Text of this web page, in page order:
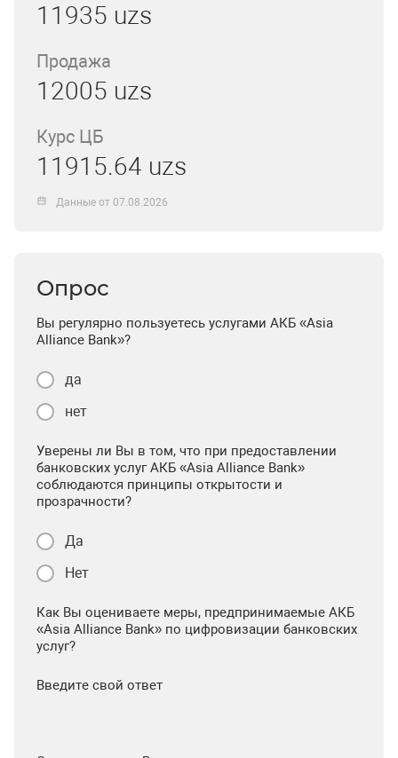
11935 uzs
Продажа
12005 uzs
Курс ЦБ
11915.64 uzs
Данные от 07.08.2026
Опрос
Вы регулярно пользуетесь услугами АКБ «Asia
Alliance Bank»?
да
нет
Уверены ли Вы в том, что при предоставлении
банковских услуг АКБ «Asia Alliance Bank»
соблюдаются принципы открытости и
прозрачности?
Да
Нет
Как Вы оцениваете меры, предпринимаемые АКБ
«Asia Alliance Bank» по цифровизации банковских
услуг?
Введите свой ответ